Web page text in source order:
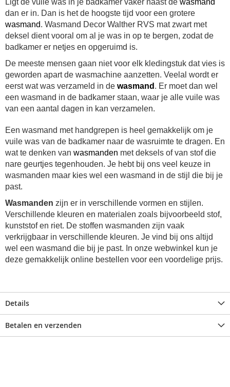
Ligt de vuile was in je badkamer vaker naast de wasmand
dan er in. Dan is het de hoogste tijd voor een grotere
wasmand. Wasmand Decor Walther RVS mat zwart met
deksel dient vooral om al je was in op te bergen, zodat de
badkamer er netjes en opgeruimd is.
De meeste mensen gaan niet voor elk kledingstuk dat vies is
geworden apart de wasmachine aanzetten. Veelal wordt er
eerst wat was verzameld in de wasmand . Er moet dan wel
een wasmand in de badkamer staan, waar je alle vuile was
van een aantal dagen in kan verzamelen.
Een wasmand met handgrepen is heel gemakkelijk om je
vuile was van de badkamer naar de wasruimte te dragen. En
wat te denken van wasmanden met deksels of van stof die
nare geurtjes tegenhouden. Je hebt bij ons veel keuze in
wasmanden maar kies wel een wasmand in de stijl die bij je
past.
Wasmanden zijn er in verschillende vormen en stijlen.
Verschillende kleuren en materialen zoals bijvoorbeeld stof,
kunststof en riet. De stoffen wasmanden zijn vaak
verkrijgbaar in verschillende kleuren. Je vind bij ons altijd
wel een wasmand die bij je past. In onze webwinkel kun je
deze gemakkelijk online bestellen voor een voordelige prijs.
Details
Betalen en verzenden